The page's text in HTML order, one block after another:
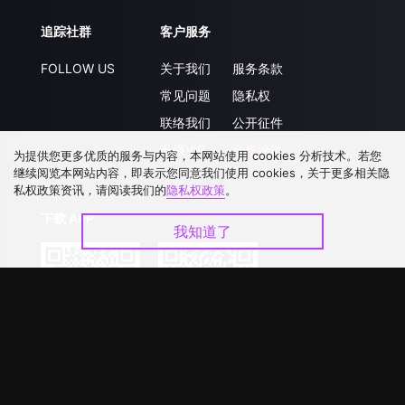
追踪社群
FOLLOW US
客户服务
关于我们
常见问题
联络我们
升级VIP
服务条款
隐私权
公开征件
合作洽談
下载 APP
为提供您更多优质的服务与内容，本网站使用 cookies 分析技术。若您
继续阅览本网站内容，即表示您同意我们使用 cookies，关于更多相关隐
私权政策资讯，请阅读我们的隐私权政策。
我知道了